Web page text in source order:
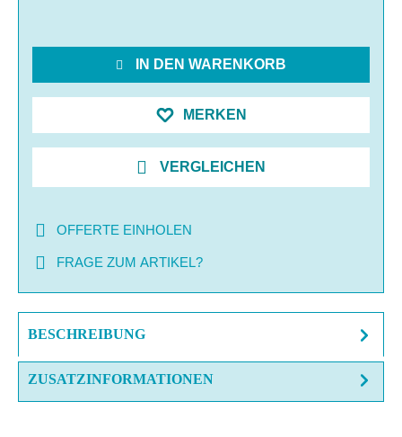
IN DEN WARENKORB
MERKEN
VERGLEICHEN
OFFERTE EINHOLEN
FRAGE ZUM ARTIKEL?
BESCHREIBUNG
ZUSATZINFORMATIONEN